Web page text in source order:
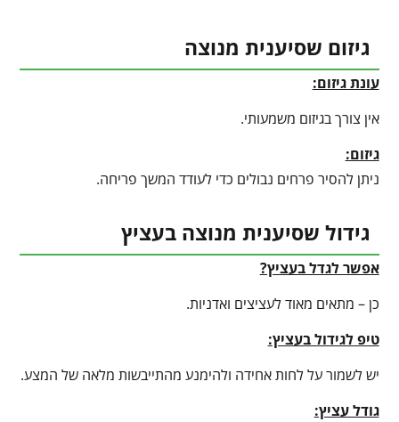
גיזום שסיענית מנוצה
עונת גיזום:
אין צורך בגיזום משמעותי.
גיזום:
ניתן להסיר פרחים נבולים כדי לעודד המשך פריחה.
גידול שסיענית מנוצה בעציץ
אפשר לגדל בעציץ?
כן – מתאים מאוד לעציצים ואדניות.
טיפ לגידול בעציץ:
יש לשמור על לחות אחידה ולהימנע מהתייבשות מלאה של המצע.
גודל עציץ: